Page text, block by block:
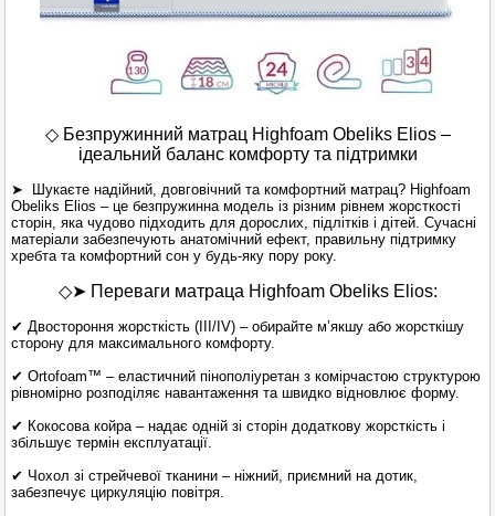
◇ Безпружинний матрац Highfoam Obeliks Elios –
ідеальний баланс комфорту та підтримки
➤ Шукаєте надійний, довговічний та комфортний матрац? Highfoam
Obeliks Elios – це безпружинна модель із різним рівнем жорсткості
сторін, яка чудово підходить для дорослих, підлітків і дітей. Сучасні
матеріали забезпечують анатомічний ефект, правильну підтримку
хребта та комфортний сон у будь-яку пору року.
◇➤ Переваги матраца Highfoam Obeliks Elios:
✔ Двостороння жорсткість (III/IV) – обирайте м’якшу або жорсткішу
сторону для максимального комфорту.
✔ Ortofoam™ – еластичний пінополіуретан з комірчастою структурою
рівномірно розподіляє навантаження та швидко відновлює форму.
✔ Кокосова койра – надає одній зі сторін додаткову жорсткість і
збільшує термін експлуатації.
✔ Чохол зі стрейчевої тканини – ніжний, приємний на дотик,
забезпечує циркуляцію повітря.